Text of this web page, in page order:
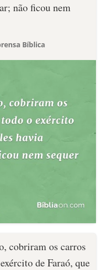
não ficou nem
Bíblica
cobriram os carros
de Faraó, que